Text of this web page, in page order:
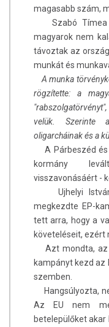
magasabb szám,
Szabó Tímea
magyarok nem
távoztak az
munkát és
A munka
rögzítette: a
velük. Szerinte
oligarcháinak és a
A Párbeszéd és
kormány
visszavonásáért -
Ujhelyi István
megkezdte EP-
tett arra, hogy a
követeléseit, ezért
Azt mondta, az
kampányt kezd az
szemben.
Hangsúlyozta,
Az EU nem
betelepülőket